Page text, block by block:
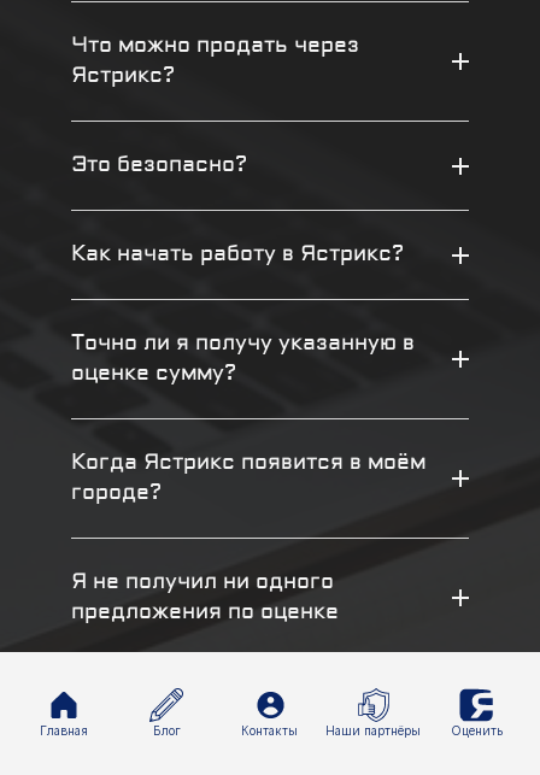
Главная Блог Контакты Наши партнёры Оценить
Что можно продать через
Ястрикс?
Это безопасно?
Как начать работу в Ястрикс?
Точно ли я получу указанную в
оценке сумму?
Когда Ястрикс появится в моём
городе?
Я не получил ни одного
предложения по оценке
Есть ли у вас выезд к клиенту?